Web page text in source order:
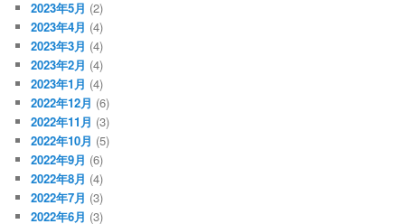
2023年5月 (2)
2023年4月 (4)
2023年3月 (4)
2023年2月 (4)
2023年1月 (4)
2022年12月 (6)
2022年11月 (3)
2022年10月 (5)
2022年9月 (6)
2022年8月 (4)
2022年7月 (3)
2022年6月 (3)